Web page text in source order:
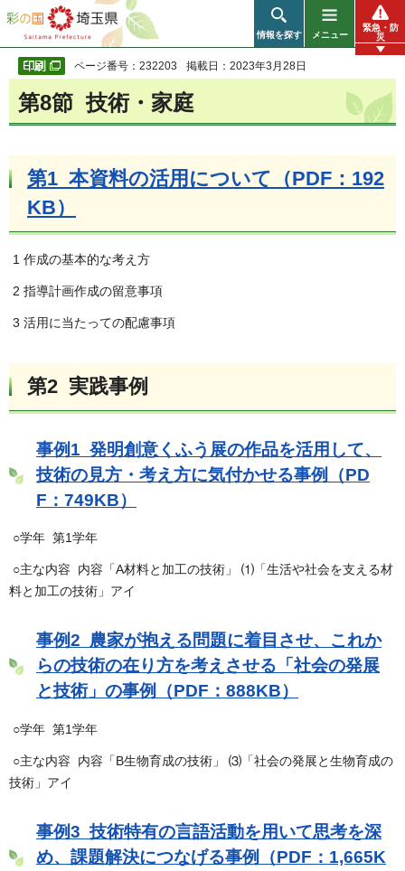
彩の国 埼玉県
情報を探す メニュー
緊急・防
災
ページ番号：232203 掲載日：2023年3月28日
第8節 技術・家庭
第1 本資料の活用について（PDF：192
KB）
1 作成の基本的な考え方
2 指導計画作成の留意事項
3 活用に当たっての配慮事項
第2 実践事例
事例1 発明創意くふう展の作品を活用して、
技術の見方・考え方に気付かせる事例（PD
F：749KB）
○学年 第1学年
○主な内容 内容「A材料と加工の技術」 ⑴「生活や社会を支える材
料と加工の技術」アイ
事例2 農家が抱える問題に着目させ、これか
らの技術の在り方を考えさせる「社会の発展
と技術」の事例（PDF：888KB）
○学年 第1学年
○主な内容 内容「B生物育成の技術」 ⑶「社会の発展と生物育成の
技術」アイ
事例3 技術特有の言語活動を用いて思考を深
め、課題解決につなげる事例（PDF：1,665K